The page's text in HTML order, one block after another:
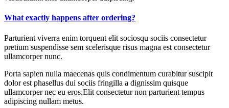
What exactly happens after ordering?
Parturient viverra enim torquent elit sociosqu sociis consectetur
pretium suspendisse sem scelerisque risus magna est consectetur
ullamcorper nunc.
Porta sapien nulla maecenas quis condimentum curabitur suscipit
dolor est phasellus dui sociis fringilla a dignissim quisque
ullamcorper nec eu eros.Elit consectetur non parturient tempus
adipiscing nullam metus.